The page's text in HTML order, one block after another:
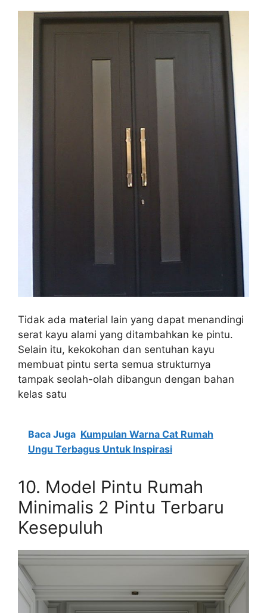
Tidak ada material lain yang dapat menandingi
serat kayu alami yang ditambahkan ke pintu.
Selain itu, kekokohan dan sentuhan kayu
membuat pintu serta semua strukturnya
tampak seolah-olah dibangun dengan bahan
kelas satu
Baca Juga Kumpulan Warna Cat Rumah
Ungu Terbagus Untuk Inspirasi
10. Model Pintu Rumah
Minimalis 2 Pintu Terbaru
Kesepuluh